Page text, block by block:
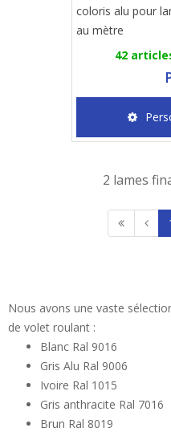
coloris alu pour
au mètre
42
2 lames
Nous avons une vaste
de volet roulant :
Blanc Ral 9016
Gris Alu Ral 9006
Ivoire Ral 1015
Gris anthracite Ral 7016
Brun Ral 8019